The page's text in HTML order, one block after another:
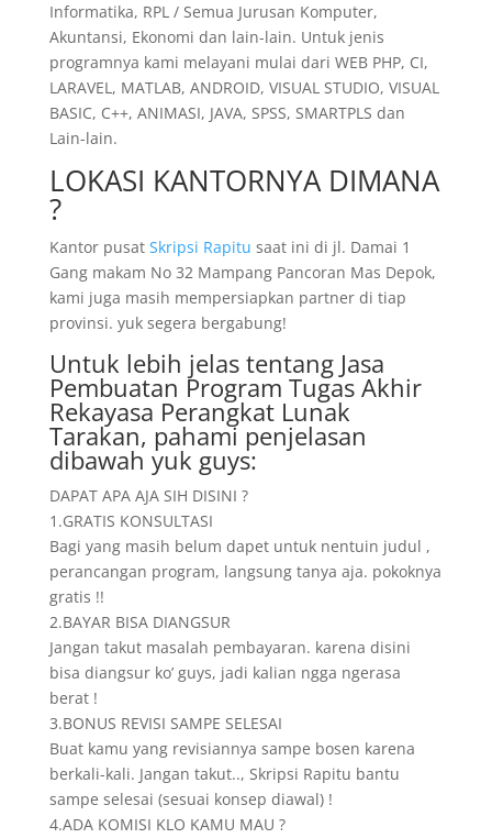
Informatika, RPL / Semua Jurusan Komputer,
Akuntansi, Ekonomi dan lain-lain. Untuk jenis
programnya kami melayani mulai dari WEB PHP, CI,
LARAVEL, MATLAB, ANDROID, VISUAL STUDIO, VISUAL
BASIC, C++, ANIMASI, JAVA, SPSS, SMARTPLS dan
Lain-lain.
LOKASI KANTORNYA DIMANA
?
Kantor pusat Skripsi Rapitu saat ini di jl. Damai 1
Gang makam No 32 Mampang Pancoran Mas Depok,
kami juga masih mempersiapkan partner di tiap
provinsi. yuk segera bergabung!
Untuk lebih jelas tentang Jasa
Pembuatan Program Tugas Akhir
Rekayasa Perangkat Lunak
Tarakan, pahami penjelasan
dibawah yuk guys:
DAPAT APA AJA SIH DISINI ?
1.GRATIS KONSULTASI
Bagi yang masih belum dapet untuk nentuin judul ,
perancangan program, langsung tanya aja. pokoknya
gratis !!
2.BAYAR BISA DIANGSUR
Jangan takut masalah pembayaran. karena disini
bisa diangsur ko’ guys, jadi kalian ngga ngerasa
berat !
3.BONUS REVISI SAMPE SELESAI
Buat kamu yang revisiannya sampe bosen karena
berkali-kali. Jangan takut.., Skripsi Rapitu bantu
sampe selesai (sesuai konsep diawal) !
4.ADA KOMISI KLO KAMU MAU ?